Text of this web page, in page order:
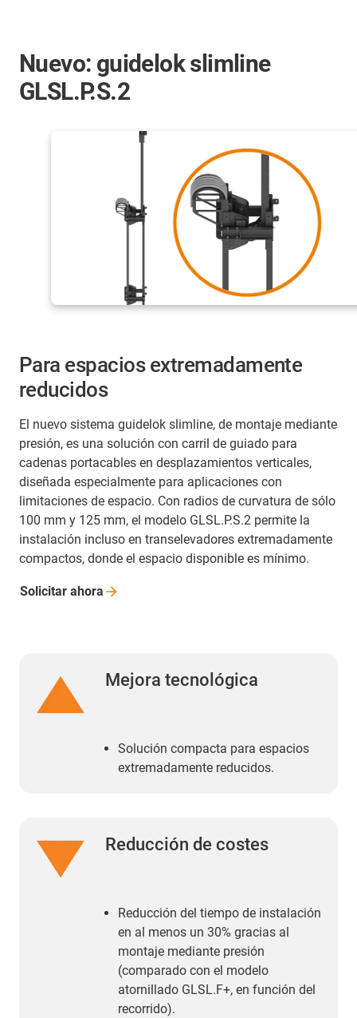
Nuevo: guidelok slimline
GLSL.P.S.2
Para espacios extremadamente
reducidos
El nuevo sistema guidelok slimline, de montaje mediante
presión, es una solución con carril de guiado para
cadenas portacables en desplazamientos verticales,
diseñada especialmente para aplicaciones con
limitaciones de espacio. Con radios de curvatura de sólo
100 mm y 125 mm, el modelo GLSL.P.S.2 permite la
instalación incluso en transelevadores extremadamente
compactos, donde el espacio disponible es mínimo.
Solicitar ahora
Mejora tecnológica
Solución compacta para espacios
extremadamente reducidos.
Reducción de costes
Reducción del tiempo de instalación
en al menos un 30% gracias al
montaje mediante presión
(comparado con el modelo
atornillado GLSL.F+, en función del
recorrido).